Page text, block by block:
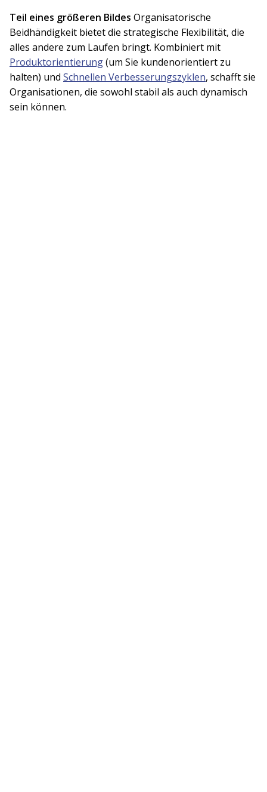
Teil eines größeren Bildes Organisatorische
Beidhändigkeit bietet die strategische Flexibilität, die
alles andere zum Laufen bringt. Kombiniert mit
Produktorientierung(um Sie kundenorientiert zu
halten) und Schnellen Verbesserungszyklen, schafft sie
Organisationen, die sowohl stabil als auch dynamisch
sein können.